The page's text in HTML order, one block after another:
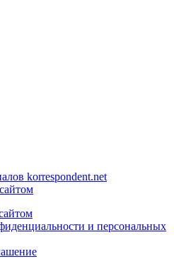
korrespondent.net
и персональных